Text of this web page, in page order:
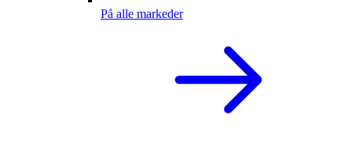
På alle markeder